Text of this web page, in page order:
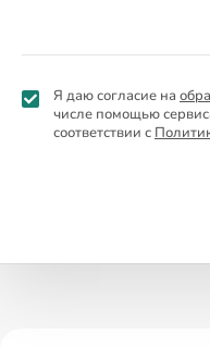
Я даю согласие на
числе помощью
соответствии с